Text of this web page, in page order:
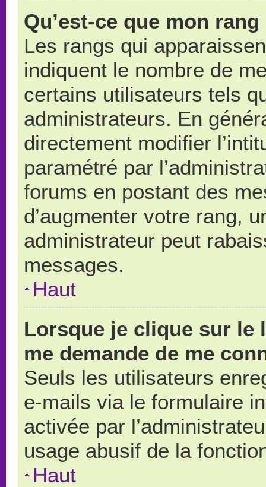
Qu’est-ce que mon
Les rangs qui
indiquent le nombre de
certains utilisateurs tels
administrateurs. En
directement modifier
paramétré par
forums en postant des
d’augmenter votre rang,
administrateur peut
messages.
Haut
Lorsque je clique sur le
me demande de me
Seuls les utilisateurs
e-mails via le formulaire
activée par
usage abusif de la
Haut